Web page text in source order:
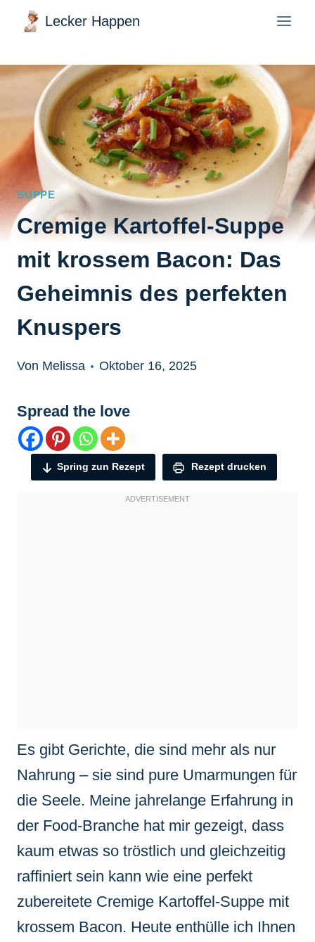
Zum
Inhalt
springen
Lecker Happen
SUPPE
Cremige Kartoffel-Suppe
mit krossem Bacon: Das
Geheimnis des perfekten
Knuspers
Von Melissa Oktober 16, 2025
Spread the love
Spring zun Rezept Rezept drucken
Es gibt Gerichte, die sind mehr als nur
Nahrung – sie sind pure Umarmungen für
die Seele. Meine jahrelange Erfahrung in
der Food-Branche hat mir gezeigt, dass
kaum etwas so tröstlich und gleichzeitig
raffiniert sein kann wie eine perfekt
zubereitete Cremige Kartoffel-Suppe mit
krossem Bacon. Heute enthülle ich Ihnen